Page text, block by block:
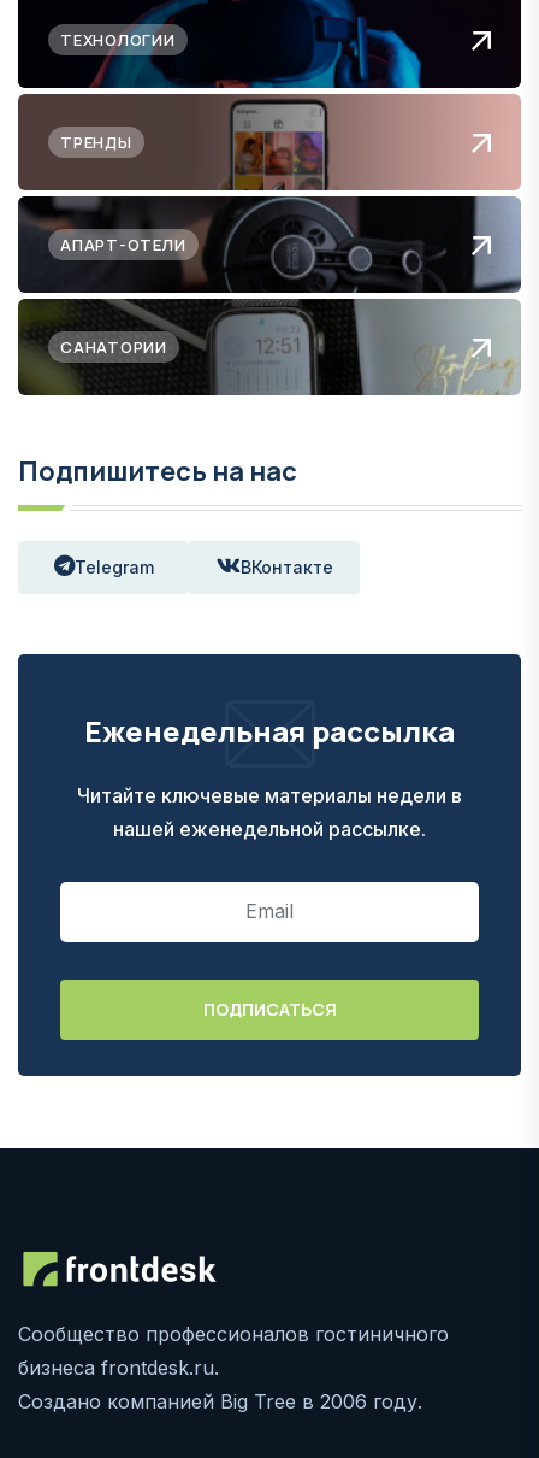
ТЕХНОЛОГИИ
ТРЕНДЫ
АПАРТ-ОТЕЛИ
САНАТОРИИ
Подпишитесь на нас
Telegram ВКонтакте
Еженедельная рассылка
Читайте ключевые материалы недели в
нашей еженедельной рассылке.
Сообщество профессионалов гостиничного
бизнеса frontdesk.ru.
Создано компанией Big Tree в 2006 году.